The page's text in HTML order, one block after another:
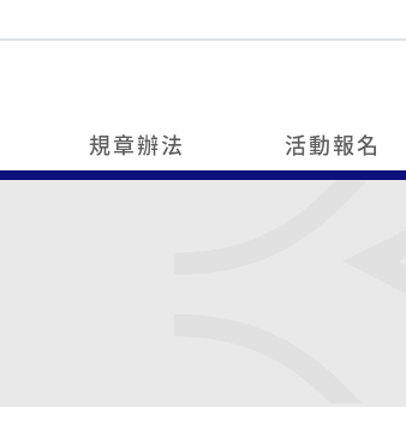
規章辦法 活動報名